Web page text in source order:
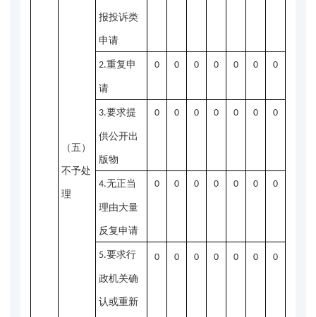
（五）
不予处
理
报投诉类
申请
2.重复申
请
0 0 0 0 0 0 0
3.要求提
供公开出
版物
0 0 0 0 0 0 0
4.无正当
理由大量
反复申请
0 0 0 0 0 0 0
5.要求行
政机关确
认或重新
0 0 0 0 0 0 0